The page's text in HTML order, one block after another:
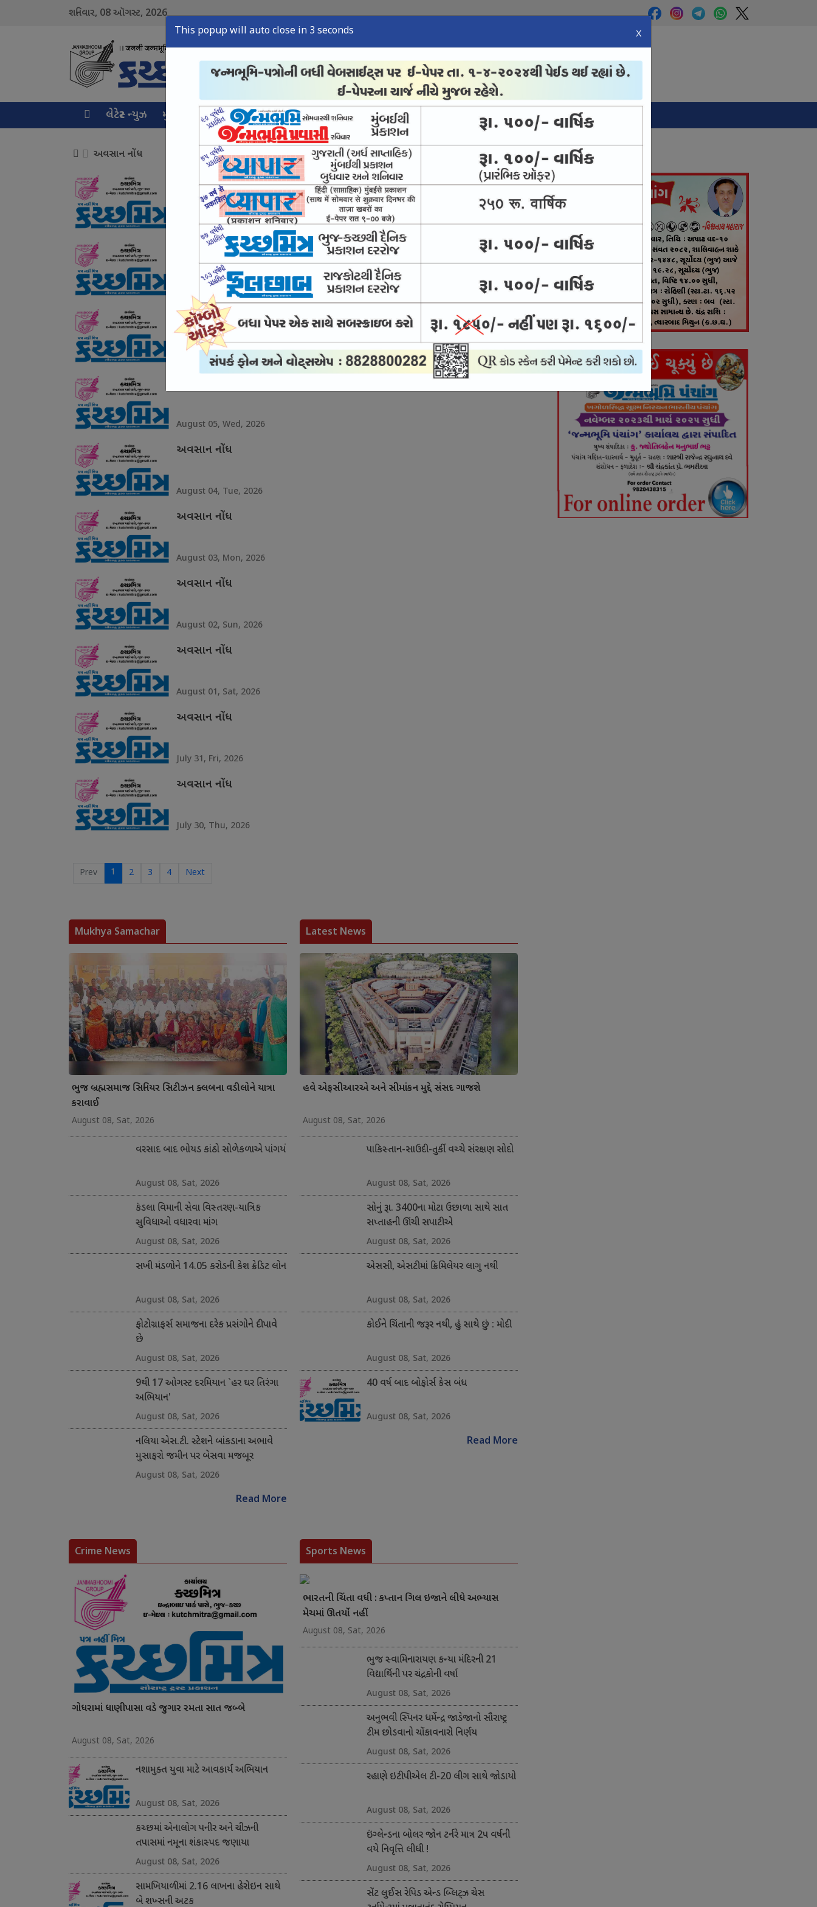
શનિવાર, 08ઑગસ્ટ, 2026
લેટેસ્ટ ન્યુઝ મુખ્ય સમાચાર ક્રાઇમ ન્યુઝ સ્પોર્ટ્સ ન્યુઝ તંત્રી લેખ ઈ-પેપર
This popup will auto close in 2 seconds X
અવસાન નોંધ
અવસાન નોંધ
August 08, Sat, 2026
અવસાન નોંધ
August 07, Fri, 2026
અવસાન નોંધ
August 06, Thu, 2026
August 05, Wed, 2026
અવસાન નોંધ
August 04, Tue, 2026
અવસાન નોંધ
August 03, Mon, 2026
અવસાન નોંધ
August 02, Sun, 2026
અવસાન નોંધ
August 01, Sat, 2026
અવસાન નોંધ
July 31, Fri, 2026
અવસાન નોંધ
July 30, Thu, 2026
Prev 1 2 3 4 Next
Panchang
Mukhya Samachar
ભુજ બ્રહ્મસમાજ સિનિયર સિટીઝન ક્લબના વડીલોને યાત્રા
કરાવાઈ
August 08, Sat, 2026
વરસાદ બાદ ભોયડ કાંઠો સોળેકળાએ પાંગર્યો
August 08, Sat, 2026
કંડલા વિમાની સેવા વિસ્તરણ-યાત્રિક
સુવિધાઓ વધારવા માંગ
August 08, Sat, 2026
સખી મંડળોને 14.05 કરોડની કેશ ક્રેડિટ લોન
August 08, Sat, 2026
ફોટોગ્રાફર્સ સમાજના દરેક પ્રસંગોને દીપાવે
છે
August 08, Sat, 2026
9થી 17 ઓગસ્ટ દરમિયાન `હર ઘર તિરંગા
અભિયાન'
August 08, Sat, 2026
નલિયા એસ.ટી. સ્ટેશને બાંકડાના અભાવે
મુસાફરો જમીન પર બેસવા મજબૂર
August 08, Sat, 2026
Read More
Latest News
હવે એફસીઆરએ અને સીમાંકન મુદ્દે સંસદ ગાજશે
August 08, Sat, 2026
પાકિસ્તાન-સાઉદી-તુર્કી વચ્ચે સંરક્ષણ સોદો
August 08, Sat, 2026
સોનું રૂા. 3400ના મોટા ઉછાળા સાથે સાત
સપ્તાહની ઊંચી સપાટીએ
August 08, Sat, 2026
એસસી, એસટીમાં ક્રિમિલેયર લાગુ નથી
August 08, Sat, 2026
કોઈને ચિંતાની જરૂર નથી, હું સાથે છું : મોદી
August 08, Sat, 2026
40 વર્ષ બાદ બોફોર્સ કેસ બંધ
August 08, Sat, 2026
Read More
Crime News
ગોધરામાં ધાણીપાસા વડે જુગાર રમતા સાત જબ્બે
August 08, Sat, 2026
નશામુક્ત યુવા માટે આવકાર્ય અભિયાન
August 08, Sat, 2026
કચ્છમાં એનાલોગ પનીર અને ચીઝની
તપાસમાં નમૂના શંકાસ્પદ જણાયા
August 08, Sat, 2026
સામખિયાળીમાં 2.16 લાખના હેરોઇન સાથે
બે શખ્સની અટક
Sports News
ભારતની ચિંતા વધી : કપ્તાન ગિલ ઇજાને લીધે અભ્યાસ
મેચમાં ઊતર્યો નહીં
August 08, Sat, 2026
ભુજ સ્વામિનારાયણ કન્યા મંદિરની 21
વિદ્યાર્થિની પર ચંદ્રકોની વર્ષા
August 08, Sat, 2026
અનુભવી સ્પિનર ધર્મેન્દ્ર જાડેજાનો સૌરાષ્ટ્ર
ટીમ છોડવાનો ચોંકાવનારો નિર્ણય
August 08, Sat, 2026
રહાણે ઇટીપીએલ ટી-20 લીગ સાથે જોડાયો
August 08, Sat, 2026
ઇંગ્લેન્ડના બોલર જોન ટર્નરે માત્ર 2પ વર્ષની
વયે નિવૃત્તિ લીધી !
August 08, Sat, 2026
સેંટ લુઈસ રેપિડ એન્ડ બ્લિટ્ઝ ચેસ